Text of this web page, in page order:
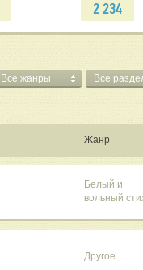
2 234
Все жанры Все
Жанр
Белый и
вольный
Другое